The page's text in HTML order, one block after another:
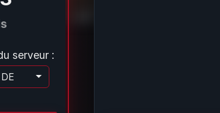
serveur :
Chargement..